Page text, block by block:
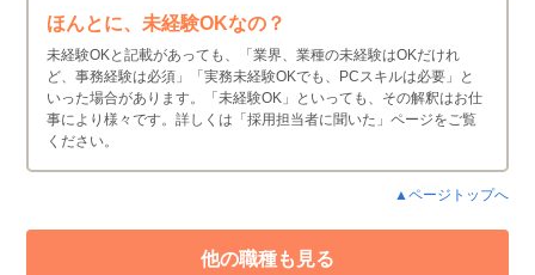
ほんとに、未経験OKなの？
未経験OKと記載があっても、「業界、業種の未経験はOKだけれ
ど、事務経験は必須」「実務未経験OKでも、PCスキルは必要」と
いった場合があります。「未経験OK」といっても、その解釈はお仕
事により様々です。詳しくは「採用担当者に聞いた」ページをご覧
ください。
▲ページトップへ
他の職種も見る